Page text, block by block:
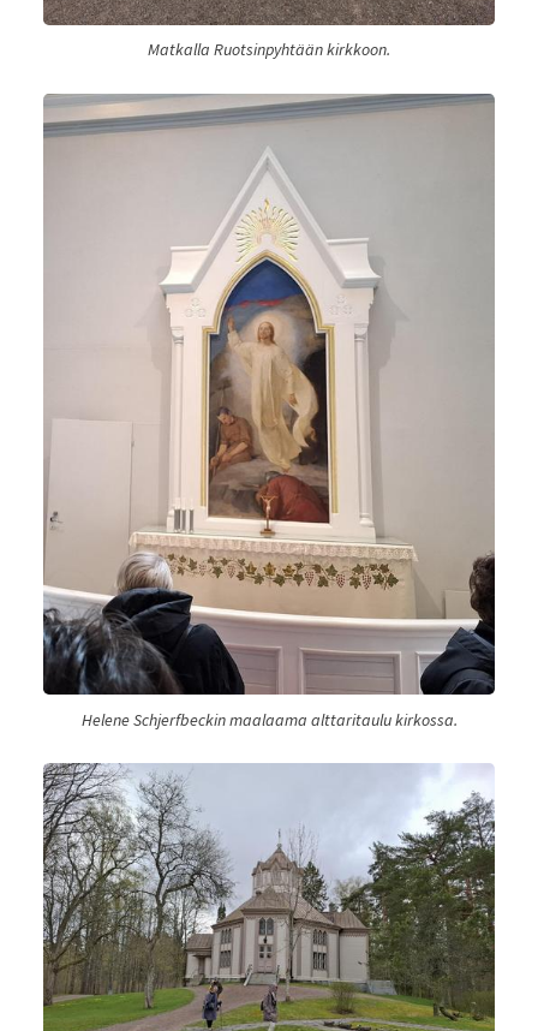
Matkalla Ruotsinpyhtään kirkkoon.
Helene Schjerfbeckin maalaama alttaritaulu kirkossa.